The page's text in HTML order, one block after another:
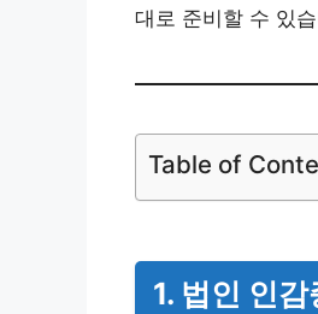
대로 준비할 수 있
Table of
1. 법인 인